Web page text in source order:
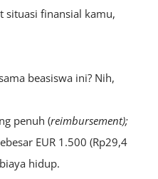
situasi finansial kamu,
beasiswa ini? Nih,
penuh (reimbursement);
EUR 1.500 (Rp29,4
hidup.